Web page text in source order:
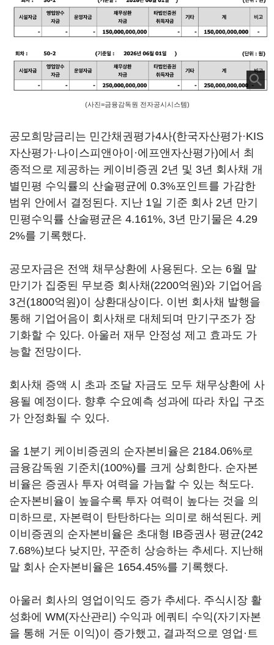
(사진=금융감독원 전자공시시스템)
공모희망금리는 민간채권평가4사(한국자산평가·KIS
자산평가·나이스피앤아이·에프앤자산평가)에서 최
종적으로 제공하는 케이비증권 2년 및 3년 회사채 개
별민평 수익률의 산술평균에 0.3%포인트를 가감한
범위 안에서 결정된다. 지난 1일 기준 회사 2년 만기
민평수익률 산술평균은 4.161%, 3년 만기물은 4.29
2%를 기록했다.
공모자금은 전액 채무상환에 사용된다. 오는 6월 말
만기가 집중된 무보증 회사채(2200억원)와 기업어음
3건(1800억원)이 상환대상이다. 이번 회사채 발행을
통해 기업어음이 회사채로 대체되며 만기구조가 장
기화할 수 있다. 아울러 재무 안정성 제고 효과도 가
능할 전망이다.
회사채 증액 시 초과 조달 자금도 모두 채무상환에 사
용될 예정이다. 향후 수요예측 성과에 따라 차입 구조
가 안정화될 수 있다.
올 1분기 케이비증권의 순자본비율은 2184.06%로
금융감독원 기준치(100%)를 크게 상회한다. 순자본
비율은 증권사 투자 여력을 가늠할 수 있는 척도다.
순자본비율이 높을수록 투자 여력이 높다는 것을 의
미하므로, 자본력이 탄탄하다는 의미로 해석된다. 케
이비증권의 순자본비율은 초대형 IB증권사 평균(242
7.68%)보다 낮지만, 꾸준히 상승하는 추세다. 지난해
말 회사 순자본비율은 1654.45%를 기록했다.
아울러 회사의 영업이익도 증가 추세다. 주식시장 활
성화에 WM(자산관리) 수익과 에쿼티 수익(자기자본
을 통해 거둔 이익)이 증가했고, 결과적으로 영업·트